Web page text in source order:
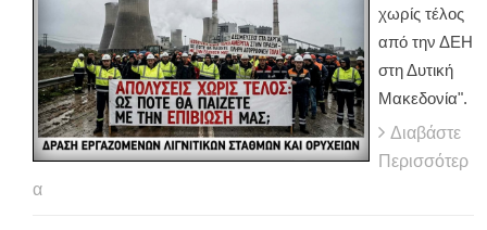
χωρίς τέλος
από την ΔΕΗ
στη Δυτική
Μακεδονία".
Διαβάστε
Περισσότερ
α